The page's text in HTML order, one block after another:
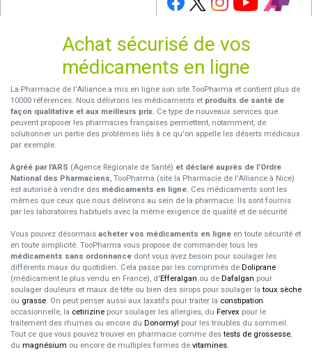
Achat sécurisé de vos
médicaments en ligne
La Pharmacie de l'Alliance a mis en ligne son site TooPharma et contient plus de
10000 références. Nous délivrons les médicaments et produits de santé de
façon qualitative et aux meilleurs prix. Ce type de nouveaux services que
peuvent proposer les pharmacies françaises permettent, notamment, de
solutionner un partie des problèmes liés à ce qu'on appelle les déserts médicaux
par exemple.
Agréé par l'ARS (Agence Régionale de Santé) et déclaré auprès de l’Ordre
National des Pharmaciens, TooPharma (site la Pharmacie de l'Alliance à Nice)
est autorisé à vendre des médicaments en ligne. Ces médicaments sont les
mêmes que ceux que nous délivrons au sein de la pharmacie. Ils sont fournis
par les laboratoires habituels avec la même exigence de qualité et de sécurité.
Vous pouvez désormais acheter vos médicaments en ligne en toute sécurité et
en toute simplicité. TooPharma vous propose de commander tous les
médicaments sans ordonnance dont vous avez besoin pour soulager les
différents maux du quotidien. Cela passe par les comprimés de Doliprane
(médicament le plus vendu en France), d'Efferalgan ou de Dafalgan pour
soulager douleurs et maux de tête ou bien des sirops pour soulager latoux sèche
ou grasse. On peut penser aussi aux laxatifs pour traiter la constipation
occasionnelle, la cetirizine pour soulager les allergies, du Fervex pour le
traitement des rhumes ou encore du Donormyl pour les troubles du sommeil.
Tout ce que vous pouvez trouver en pharmacie comme destests de grossesse,
du magnésium ou encore de multiples formes de vitamines.